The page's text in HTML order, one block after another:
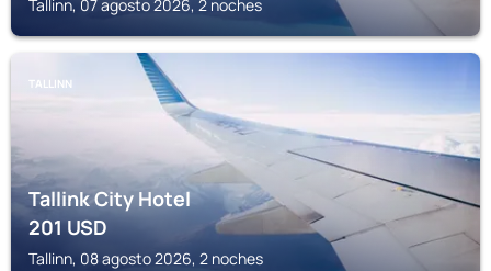
Tallinn, 07 agosto 2026, 2 noches
TALLINN
Tallink City Hotel
201USD
Tallinn, 08 agosto 2026, 2 noches